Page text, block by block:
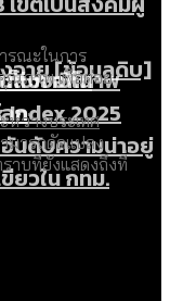
ส่งออกภาพ
ก
ก็บภาษีใน
Index 2025
นดับความน่าอยู่
อายุ [ข้อมูลดิบ]
ยวใน กทม.
รณะในการ
ณภาพ เพื่อต่อย
ว่างประเทศ
มารถดัดแปลง
าบที่ยังแสดงถึงที่